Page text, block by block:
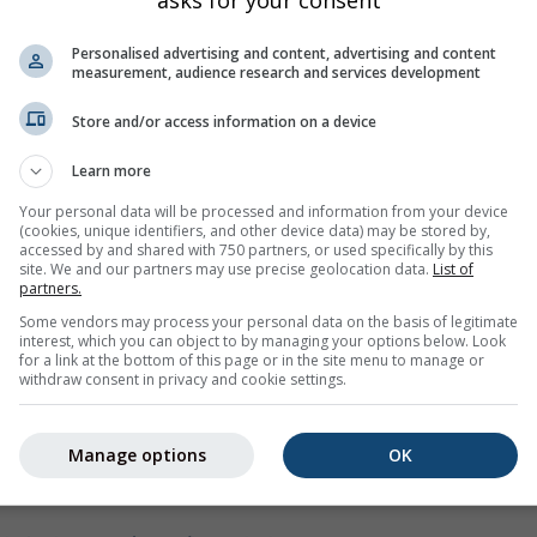
tvorbu vĺn je vietor
. Vietor vytvára pohyb vodných častíc,
jedna na druhú. Zjednodušene platí, žečím väčšia plocha
vlny rôzne rýchlosti. Ak rýchlejšie vlny dobehnú
(rogue) vĺn.
prudko stúpajúcim morskim dnom, môže sa náhle prevaliť
a onshore vetry . Onshore vetry fúkajú z mora na
sa na pobreží, zatiaľ čo offshore vetry pri pobreží takmer
keď silné onshore vetry fúkali niekoľko dní a potom
bezpečnú) zábavu. Aktuálne podmienky nájdete na našej
Vysoké vlny s krátkou periódou (menej ako 10 sekúnd)
pre vetrové vlny, ktoré vznikajú pôsobením vetra v danej
vlny s dlhou periódou, čo je vo všeobecnosti prípad
Personalised advertising and content, advertising and content
measurement, audience research and services development
Store and/or access information on a device
Learn more
Your personal data will be processed and information from your device
(cookies, unique identifiers, and other device data) may be stored by,
accessed by and shared with 750 partners, or used specifically by this
site. We and our partners may use precise geolocation data. List of
partners.
Some vendors may process your personal data on the basis of legitimate
interest, which you can object to by managing your options below. Look
for a link at the bottom of this page or in the site menu to manage or
withdraw consent in privacy and cookie settings.
OK
Manage options